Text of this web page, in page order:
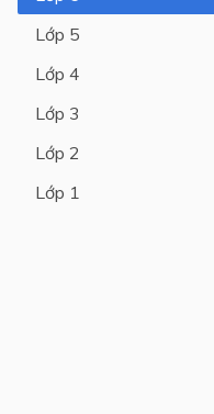
Lớp 7
Lớp 5
Lớp 4
Lớp 3
Lớp 2
Lớp 1